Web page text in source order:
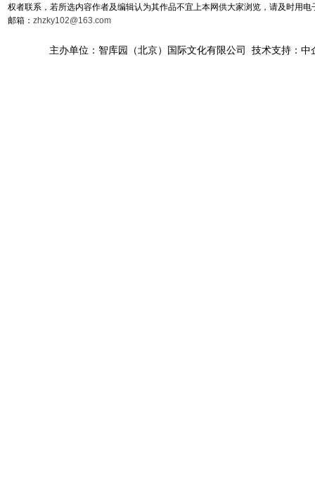
权者联系，若所选内容作者及编辑认为其作品不宜上本网供大家浏览，请及时用
邮箱： zhzky102@163.com
主办单位：智库园（北京）国际文化有限公司 技术支持：